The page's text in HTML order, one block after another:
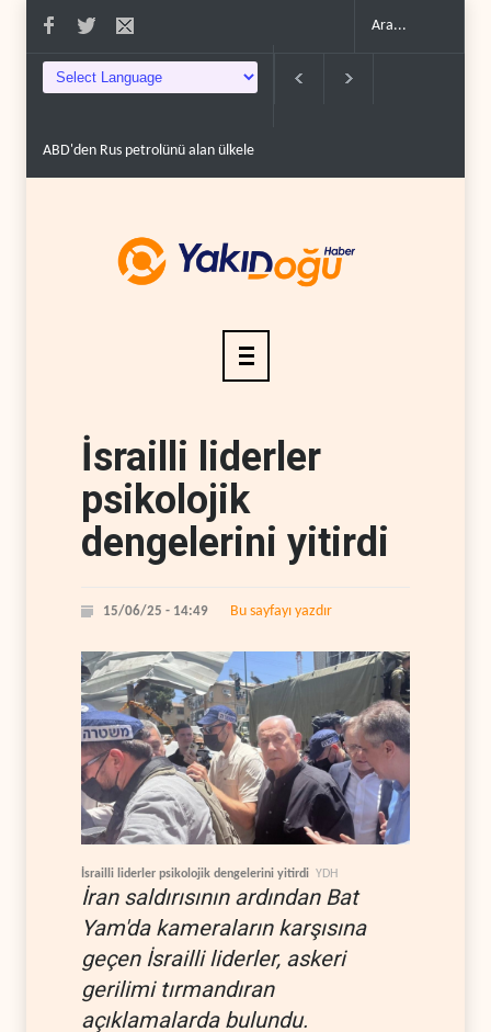
ABD'den Rus petrolünü alan ülkelere yüzde 100'e varan g�..
İsrailli liderler
psikolojik
dengelerini yitirdi
15/06/25 - 14:49 Bu sayfayı yazdır
İsrailli liderler psikolojik dengelerini yitirdi YDH
İran saldırısının ardından Bat
Yam'da kameraların karşısına
geçen İsrailli liderler, askeri
gerilimi tırmandıran
açıklamalarda bulundu.